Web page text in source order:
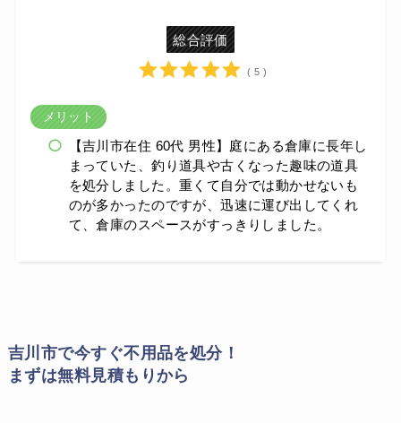
総合評価
( 5 )
メリット
【吉川市在住 60代 男性】庭にある倉庫に長年し
まっていた、釣り道具や古くなった趣味の道具
を処分しました。重くて自分では動かせないも
のが多かったのですが、迅速に運び出してくれ
て、倉庫のスペースがすっきりしました。
吉川市で今すぐ不用品を処分！
まずは無料見積もりから